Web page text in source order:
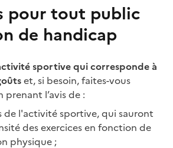
pour tout public
de handicap
sportive qui corresponde à
et, si besoin, faites-vous
l’avis de :
de l'activité sportive,qui sauront
des exercices en fonction de
physique ;